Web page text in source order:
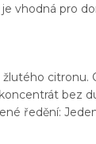
vhodná pro
citronu.
bez
ředění: